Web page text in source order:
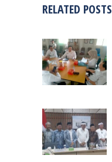
RELATED POSTS